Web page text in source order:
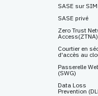
SASE sur SIM
SASE privé
Zero Trust
Access(ZTNA)
Courtier en
d'accès au
Passerelle
(SWG)
Data Loss
Prevention